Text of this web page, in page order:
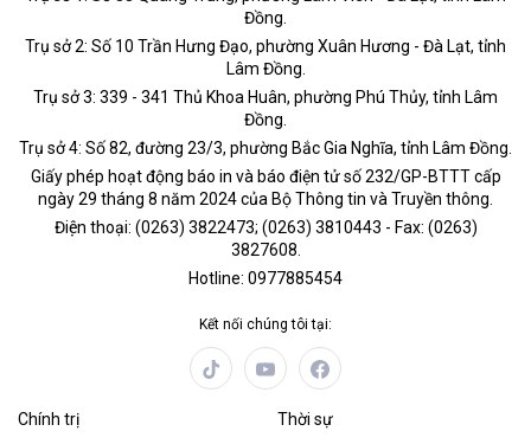
Đồng.
Trụ sở 2: Số 10 Trần Hưng Đạo, phường Xuân Hương - Đà Lạt, tỉnh
Lâm Đồng.
Trụ sở 3: 339 - 341 Thủ Khoa Huân, phường Phú Thủy, tỉnh Lâm
Đồng.
Trụ sở 4: Số 82, đường 23/3, phường Bắc Gia Nghĩa, tỉnh Lâm Đồng.
Giấy phép hoạt động báo in và báo điện tử số 232/GP-BTTT cấp
ngày 29 tháng 8 năm 2024 của Bộ Thông tin và Truyền thông.
Điện thoại: (0263) 3822473; (0263) 3810443 - Fax: (0263)
3827608.
Hotline: 0977885454
Kết nối chúng tôi tại:
Chính trị
Thời sự